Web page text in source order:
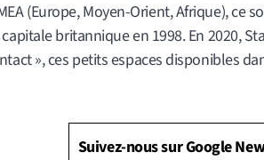
(Europe, Moyen-Orient, Afrique), ce
britannique en 1998. En 2020,
», ces petits espaces disponibles
Suivez-nous sur Google